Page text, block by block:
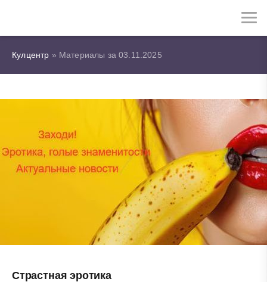
Кулцентр » Материалы за 03.11.2025
Страстная эротика